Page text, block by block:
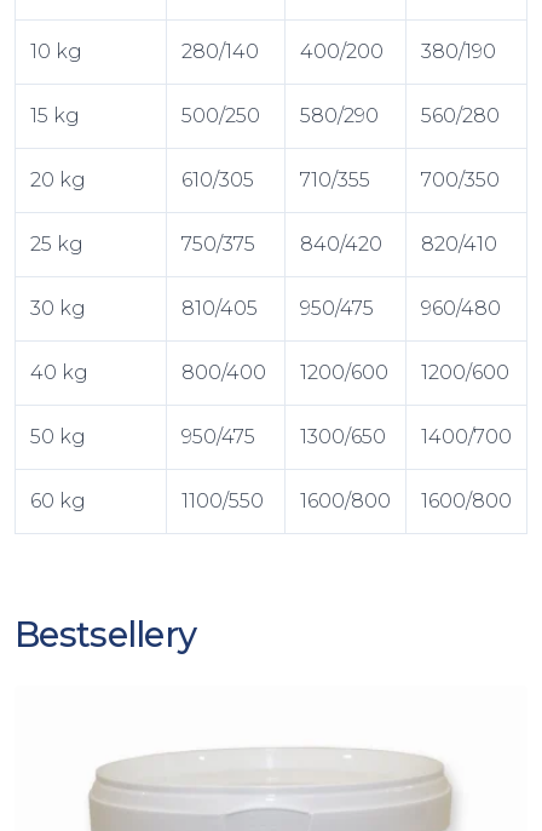
10 kg 280/140 400/200 380/190
15 kg 500/250 580/290 560/280
20 kg 610/305 710/355 700/350
25 kg 750/375 840/420 820/410
30 kg 810/405 950/475 960/480
40 kg 800/400 1200/600 1200/600
50 kg 950/475 1300/650 1400/700
60 kg 1100/550 1600/800 1600/800
Bestsellery